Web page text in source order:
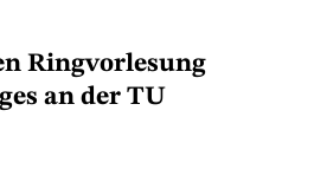
Ringvorlesung
an der TU